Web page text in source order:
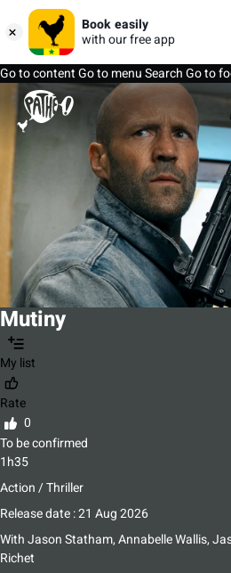
Book easily
with our free app
Go to contentGo to menuSearchGo to
Mutiny
My list
Rate
0
To be confirmed
1h35
Action / Thriller
Release date : 21 Aug 2026
WithJason Statham, Annabelle Wallis,
Richet